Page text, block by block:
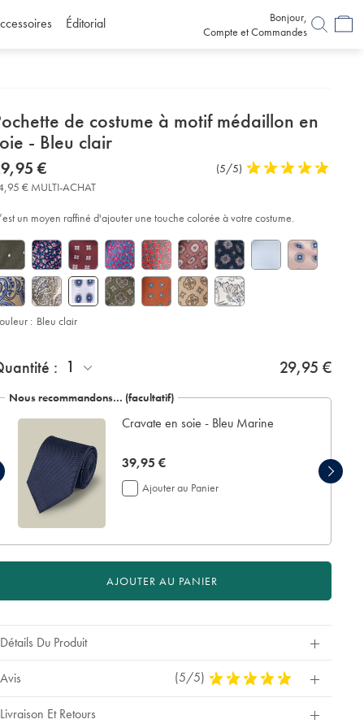
Éditorial
Bonjour,
Compte et Commandes
de costume à motif médaillon en
- Bleu clair
www.charlestyrwhitt.com/fr/pochette-
TIP0335LBU.html?
€
Commentaires
(5/5) 5
5
stars
€ MULTI-ACHAT
un moyen raffiné d'ajouter une touche colorée à votre costume.
: Bleu clair
: 1 29,95 €
Nous recommandons… (facultatif)
Cravate en soie - Bleu Marine
now
39,95
€
39,95 €
Ajouter au Panier
AJOUTER AU PANIER
Détails Du Produit
Avis (5/5) 5
Stars
Livraison Et Retours